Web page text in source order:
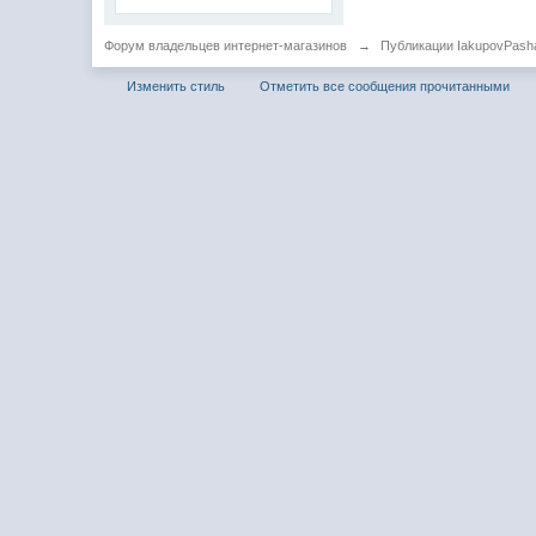
Форум владельцев интернет-магазинов → Публикации
Изменить стиль Отметить все сообщения прочитанными